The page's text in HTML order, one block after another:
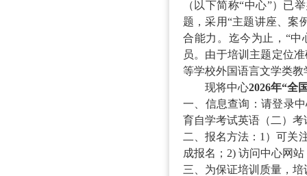
（以下简称“中心”）已
题，采用“主题讲座、案
合能力 。 迄今为止， “中
员。 由于培训主题定位
等学校外国语言文学类
现将中心2026年“全
一、信息查询：请登录
育自学考试英语（二）
二、报名方法： 1）可关
成报名；2) 访问中心网
三、为保证培训质量，